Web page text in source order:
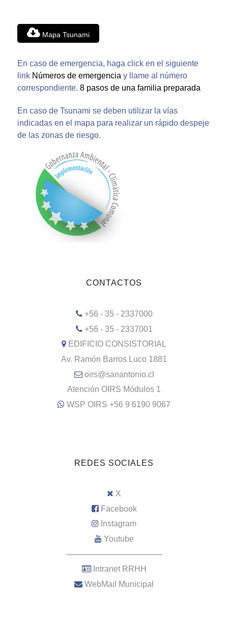
Mapa Tsunami
En caso de emergencia, haga click en el siguiente
link Números de emergencia y llame al número
correspondiente. 8 pasos de una familia preparada
En caso de Tsunami se deben utilizar la vías
indicadas en el mapa para realizar un rápido despeje
de las zonas de riesgo.
CONTACTOS
+56 - 35 - 2337000
+56 - 35 - 2337001
EDIFICIO CONSISTORIAL
Av. Ramón Barros Luco 1881
oirs@sanantonio.cl
Atención OIRS Módulos 1
WSP OIRS +56 9 6190 9067
REDES SOCIALES
X
Facebook
Instagram
Youtube
–––––––––––––––––––––
Intranet RRHH
WebMail Municipal